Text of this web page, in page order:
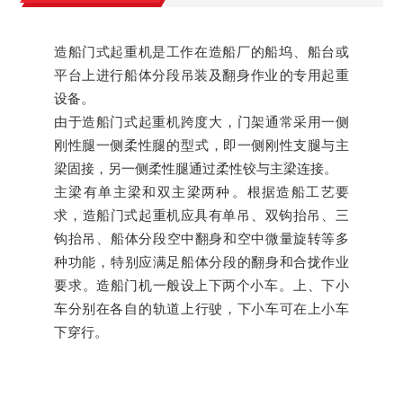
造船门式起重机是工作在造船厂的船坞、船台或
平台上进行船体分段吊装及翻身作业的专用起重
设备。
由于造船门式起重机跨度大，门架通常采用一侧
刚性腿一侧柔性腿的型式，即一侧刚性支腿与主
梁固接，另一侧柔性腿通过柔性铰与主梁连接。
主梁有单主梁和双主梁两种。根据造船工艺要
求，造船门式起重机应具有单吊、双钩抬吊、三
钩抬吊、船体分段空中翻身和空中微量旋转等多
种功能，特别应满足船体分段的翻身和合拢作业
要求。造船门机一般设上下两个小车。上、下小
车分别在各自的轨道上行驶，下小车可在上小车
下穿行。